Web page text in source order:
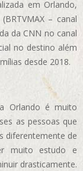
em Orlando,
– canal
da CNN no canal
no destino além
desde 2018.
Orlando é muito
as pessoas que
diferentemente de
muito estudo e
drasticamente.